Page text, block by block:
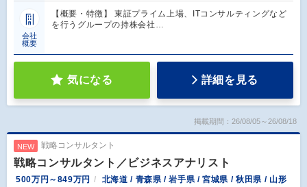
会社
概要
【概要・特徴】 東証プライム上場、ITコンサルティングなど
を行うグループの持株会社…
気になる 詳細を見る
掲載期間：26/08/05～26/08/18
NEW 戦略コンサルタント
戦略コンサルタント／ビジネスアナリスト
500万円～849万円
北海道 / 青森県 / 岩手県 / 宮城県 / 秋田県 / 山形